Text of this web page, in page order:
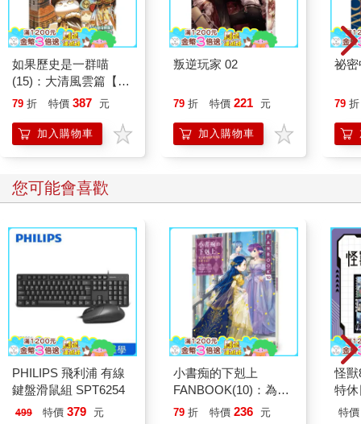
如果歷史是一群喵
(15)：大清風雲篇【萌
貓漫畫學歷史】
79 折 特價 387 元
加入購物車
叛逆玩家 02
79 折 特價 221 元
加入購物車
祕
79 折
您可能會喜歡
PHILIPS 飛利浦 有線
鍵盤滑鼠組 SPT6254
499 特價 379 元
小書痴的下剋上
FANBOOK(10)：為了
成為圖書管理員不擇手
79 折 特價 236 元
怪獸
特
加購]
特價